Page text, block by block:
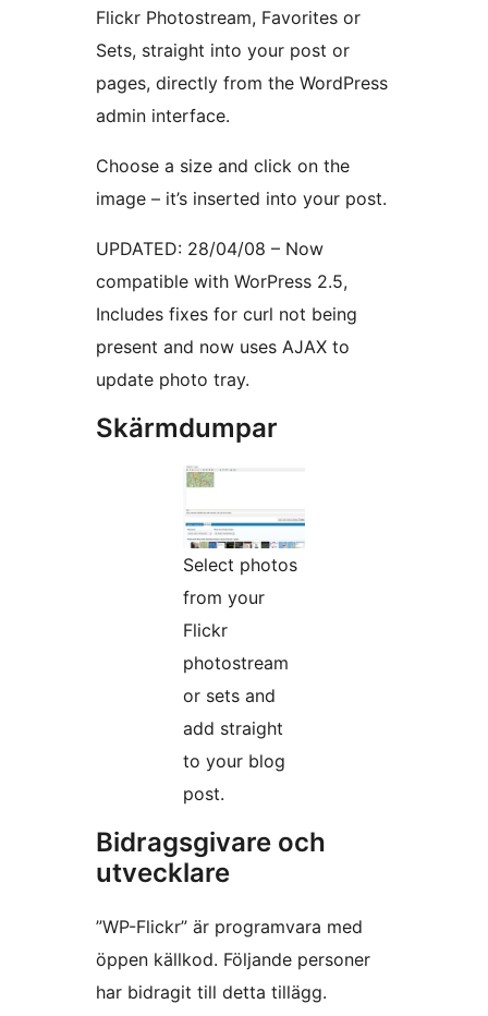
Flickr Photostream, Favorites or
Sets, straight into your post or
pages, directly from the WordPress
admin interface.
Choose a size and click on the
image – it’s inserted into your post.
UPDATED: 28/04/08 – Now
compatible with WorPress 2.5,
Includes fixes for curl not being
present and now uses AJAX to
update photo tray.
Skärmdumpar
Select photos
from your
Flickr
photostream
or sets and
add straight
to your blog
post.
Bidragsgivare och
utvecklare
”WP-Flickr” är programvara med
öppen källkod. Följande personer
har bidragit till detta tillägg.